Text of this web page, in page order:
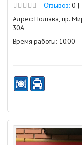
Отзывов: 0 |
Адрес: Полтава, пр.
30А
Время работы: 10:00